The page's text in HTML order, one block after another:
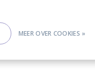
MEER OVER COOKIES »